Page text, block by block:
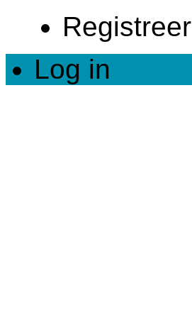
Registreer
Log in